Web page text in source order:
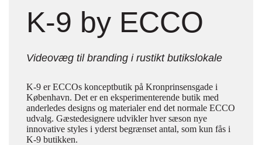
K-9 by ECCO
Videovæg til branding i rustikt butikslokale
K-9 er ECCOs konceptbutik på Kronprinsensgade i
København. Det er en eksperimenterende butik med
anderledes designs og materialer end det normale ECCO
udvalg. Gæstedesignere udvikler hver sæson nye
innovative styles i yderst begrænset antal, som kun fås i
K-9 butikken.